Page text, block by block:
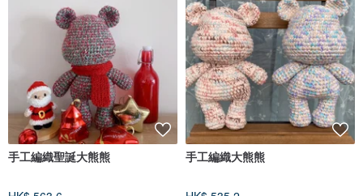
手工編織聖誕大熊熊 手工編織大熊熊